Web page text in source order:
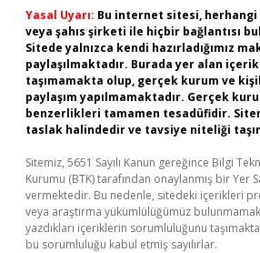
Yasal Uyarı: Bu internet sitesi,
veya şahıs şirketi ile hiçbir bağlantısı
Sitede yalnızca kendi hazırladığımız
paylaşılmaktadır. Burada yer alan
taşımamakta olup, gerçek kurum ve
paylaşım yapılmamaktadır. Gerçek
benzerlikleri tamamen tesadüfidir.
taslak halindedir ve tavsiye niteliği
Sitemiz, 5651 Sayılı Kanun gereğince Bilgi
Kurumu (BTK) tarafından onaylanmış bir Yer
vermektedir. Bu nedenle, sitedeki içerikleri
veya araştırma yükümlülüğümüz
yazdıkları içeriklerin sorumluluğunu
bu sorumluluğu kabul etmiş sayılırlar.